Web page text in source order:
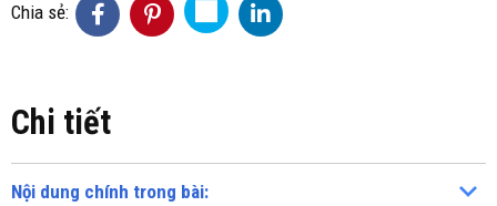
Chia sẻ:
Chi tiết
Nội dung chính trong bài: